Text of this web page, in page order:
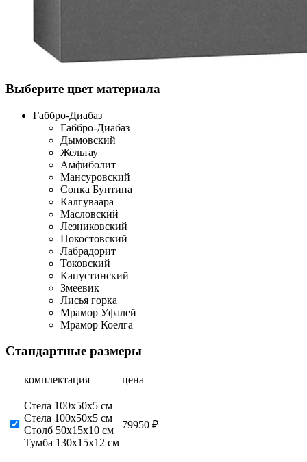
Выберите цвет материала
Габбро-Диабаз
Габбро-Диабаз
Дымовский
Жельтау
Амфиболит
Мансуровский
Сопка Бунтина
Калгуваара
Масловский
Лезниковский
Покостовский
Лабрадорит
Токовский
Капустинский
Змеевик
Лисья горка
Мрамор Уфалей
Мрамор Коелга
Стандартные размеры
комплектация цена
Стела 100х50х5 см
Стела 100х50х5 см
Столб 50х15х10 см
Тумба 130х15х12 см
79950 ₽